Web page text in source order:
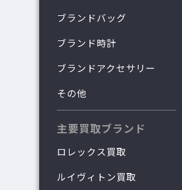
ブランドバッグ
ブランド時計
ブランドアクセサリー
その他
主要買取ブランド
ロレックス買取
ルイヴィトン買取